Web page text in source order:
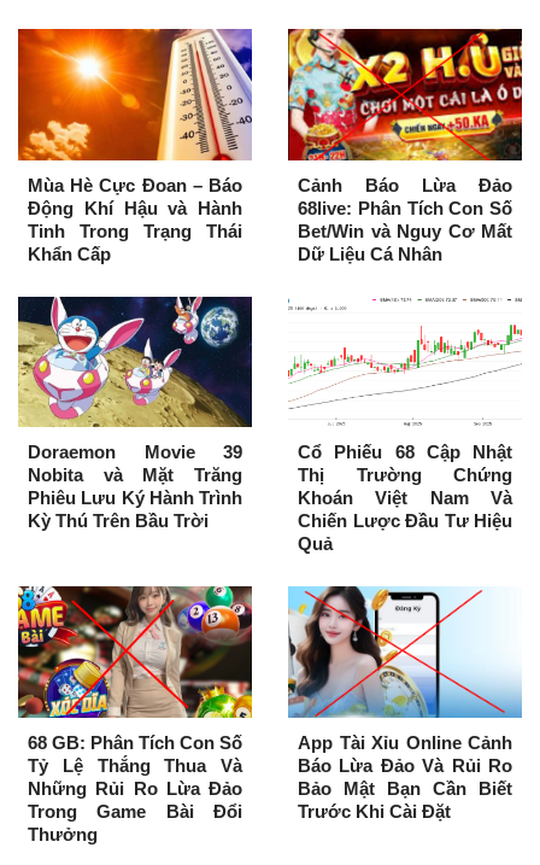
Mùa Hè Cực Đoan – Báo
Động Khí Hậu và Hành
Tinh Trong Trạng Thái
Khẩn Cấp
Cảnh Báo Lừa Đảo
68live: Phân Tích Con Số
Bet/Win và Nguy Cơ Mất
Dữ Liệu Cá Nhân
Doraemon Movie 39
Nobita và Mặt Trăng
Phiêu Lưu Ký Hành Trình
Kỳ Thú Trên Bầu Trời
Cổ Phiếu 68 Cập Nhật
Thị Trường Chứng
Khoán Việt Nam Và
Chiến Lược Đầu Tư Hiệu
Quả
68 GB: Phân Tích Con Số
Tỷ Lệ Thắng Thua Và
Những Rủi Ro Lừa Đảo
Trong Game Bài Đổi
Thưởng
App Tài Xỉu Online Cảnh
Báo Lừa Đảo Và Rủi Ro
Bảo Mật Bạn Cần Biết
Trước Khi Cài Đặt